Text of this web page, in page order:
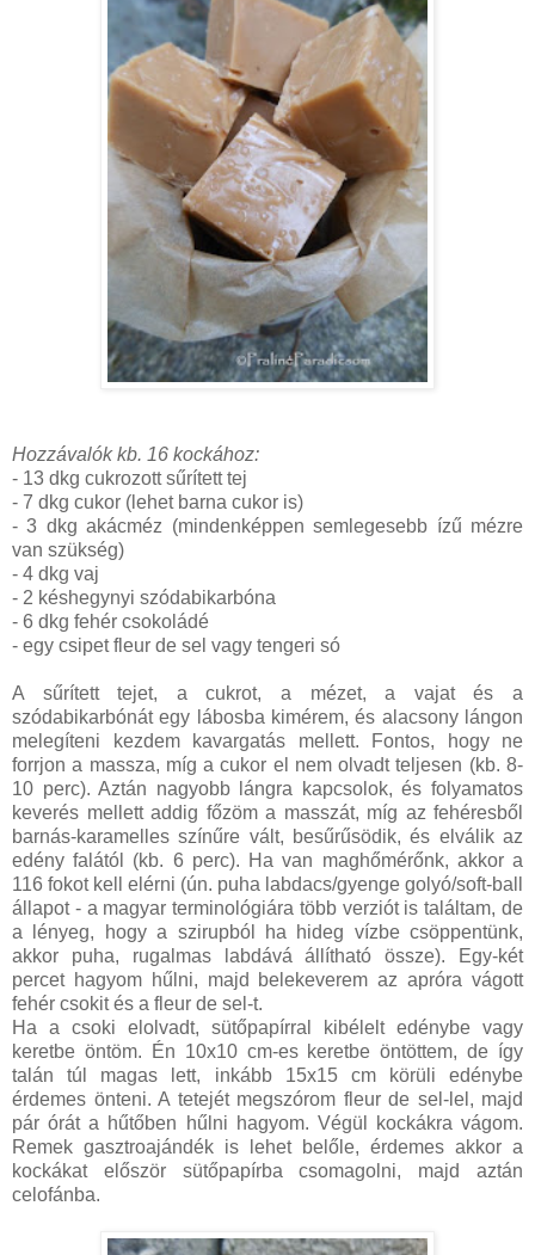
Hozzávalók kb. 16 kockához:
- 13 dkg cukrozott sűrített tej
- 7 dkg cukor (lehet barna cukor is)
- 3 dkg akácméz (mindenképpen semlegesebb ízű mézre
van szükség)
- 4 dkg vaj
- 2 késhegynyi szódabikarbóna
- 6 dkg fehér csokoládé
- egy csipet fleur de sel vagy tengeri só
A sűrített tejet, a cukrot, a mézet, a vajat és a
szódabikarbónát egy lábosba kimérem, és alacsony lángon
melegíteni kezdem kavargatás mellett. Fontos, hogy ne
forrjon a massza, míg a cukor el nem olvadt teljesen (kb. 8-
10 perc). Aztán nagyobb lángra kapcsolok, és folyamatos
keverés mellett addig főzöm a masszát, míg az fehéresből
barnás-karamelles színűre vált, besűrűsödik, és elválik az
edény falától (kb. 6 perc). Ha van maghőmérőnk, akkor a
116 fokot kell elérni (ún. puha labdacs/gyenge golyó/soft-ball
állapot - a magyar terminológiára több verziót is találtam, de
a lényeg, hogy a szirupból ha hideg vízbe csöppentünk,
akkor puha, rugalmas labdává állítható össze). Egy-két
percet hagyom hűlni, majd belekeverem az apróra vágott
fehér csokit és a fleur de sel-t.
Ha a csoki elolvadt, sütőpapírral kibélelt edénybe vagy
keretbe öntöm. Én 10x10 cm-es keretbe öntöttem, de így
talán túl magas lett, inkább 15x15 cm körüli edénybe
érdemes önteni. A tetejét megszórom fleur de sel-lel, majd
pár órát a hűtőben hűlni hagyom. Végül kockákra vágom.
Remek gasztroajándék is lehet belőle, érdemes akkor a
kockákat először sütőpapírba csomagolni, majd aztán
celofánba.